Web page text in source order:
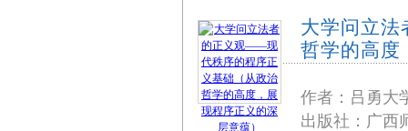
大学问立
哲学的高度
作者：吕勇大
出版社：广